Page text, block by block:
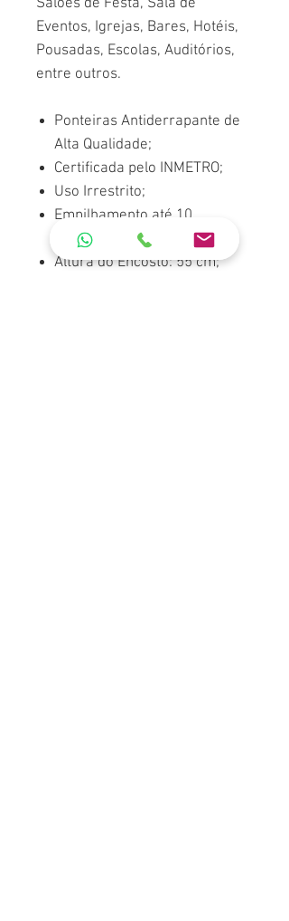
Salões de Festa, Sala de
Eventos, Igrejas, Bares, Hotéis,
Pousadas, Escolas, Auditórios,
entre outros.
Ponteiras Antiderrapante de
Alta Qualidade;
Certificada pelo INMETRO;
Uso Irrestrito;
Empilhamento até 10
unidades;
Altura do Encosto: 55 cm;